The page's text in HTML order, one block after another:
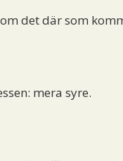
det där som
mera syre.